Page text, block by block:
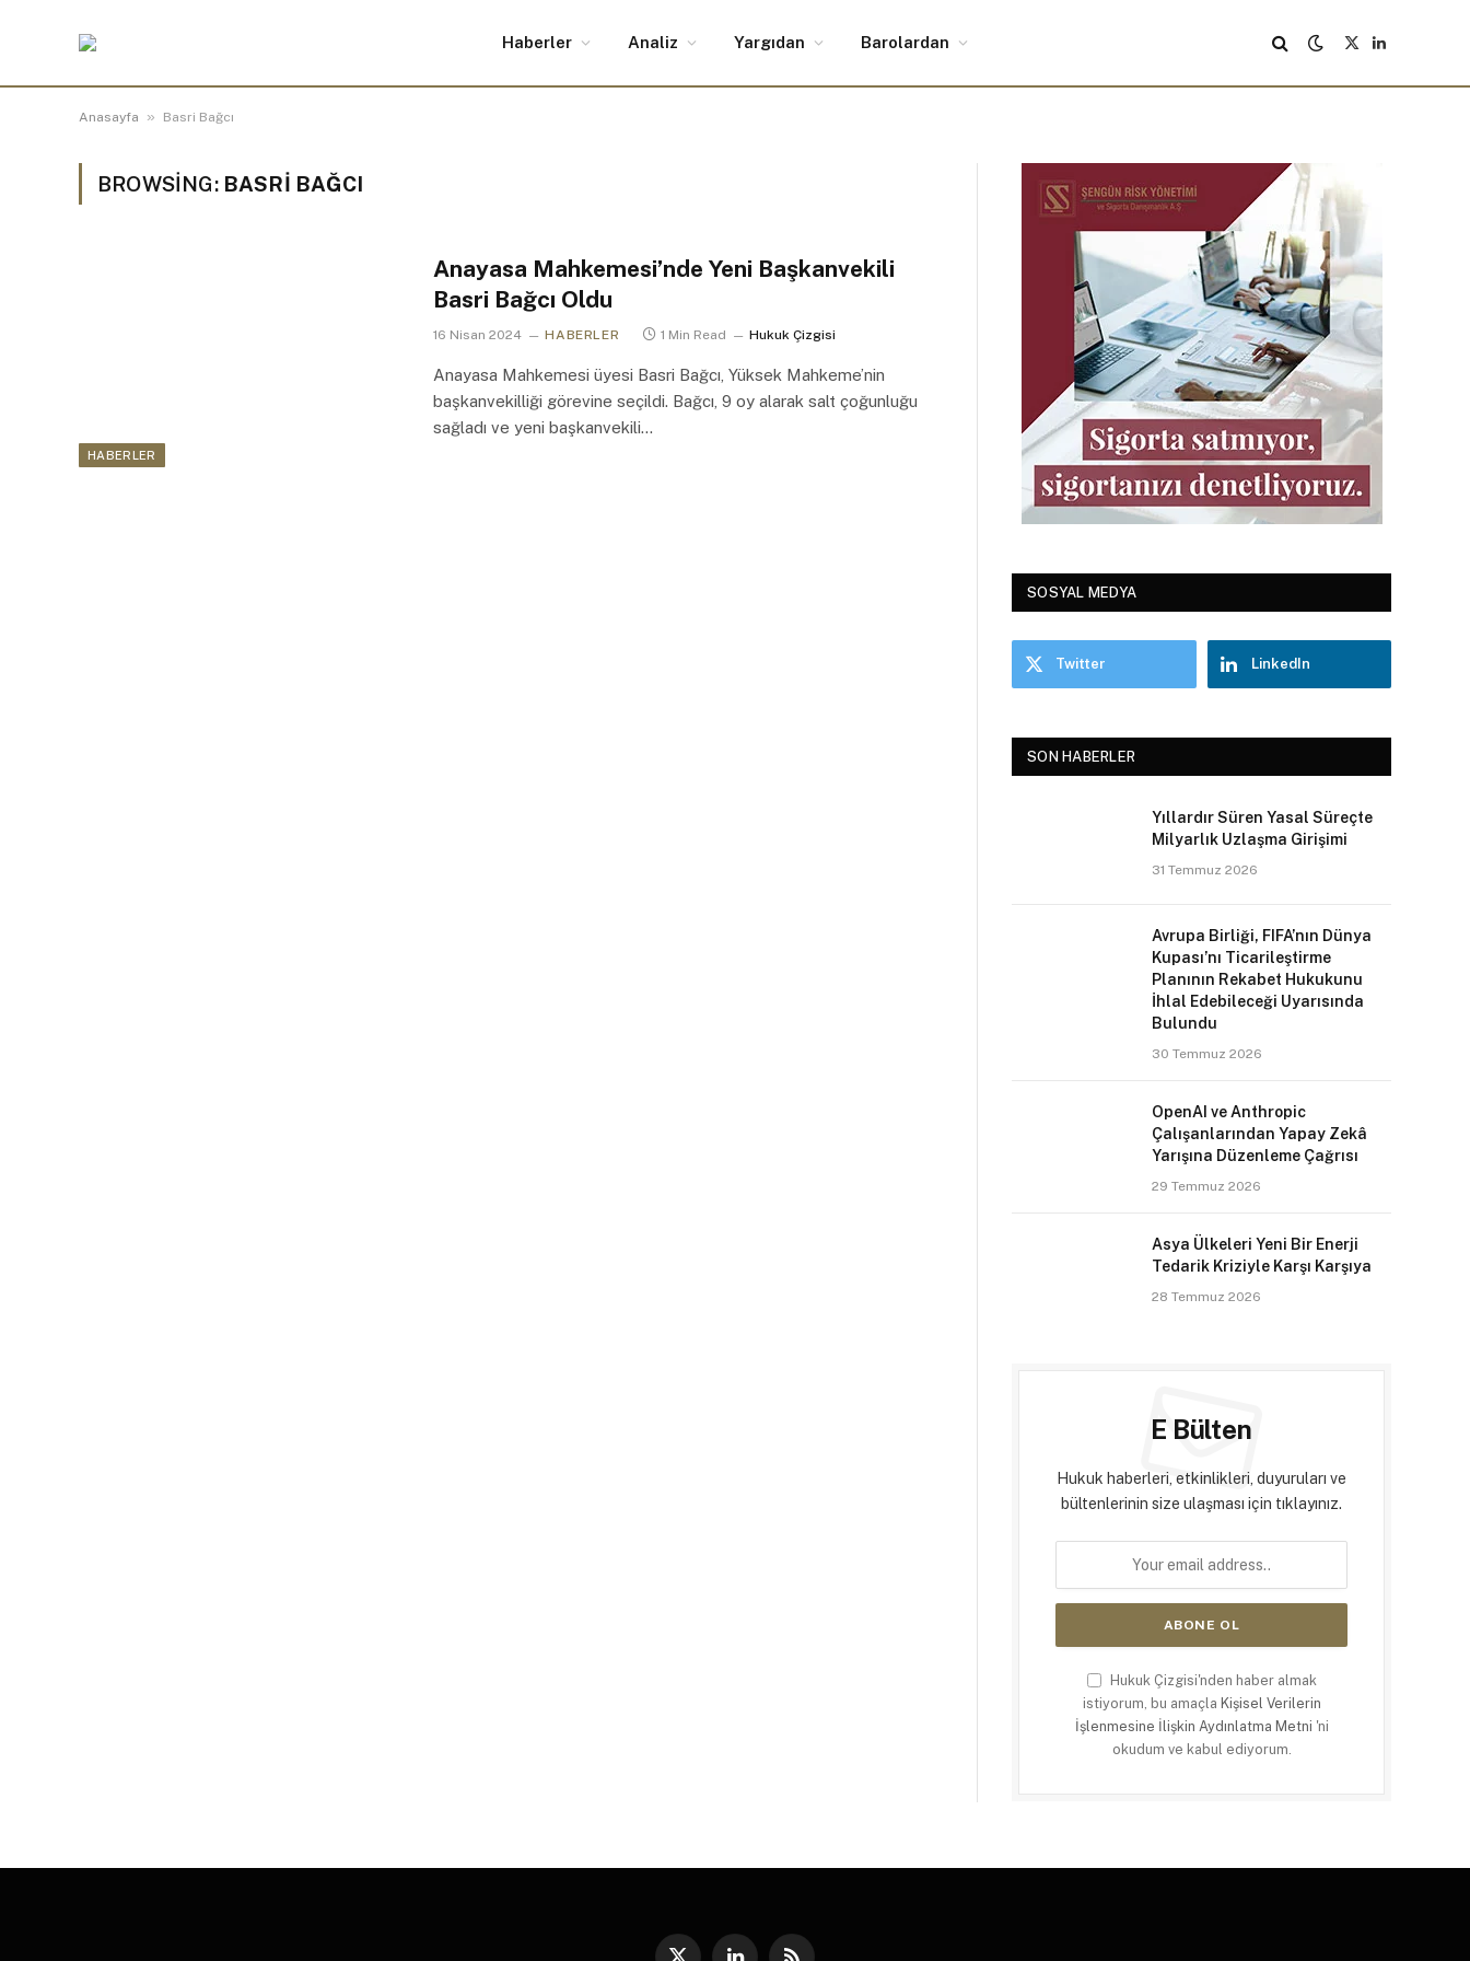
Haberler Analiz Yargıdan Barolardan
X
LinkedIn
Anasayfa » Basri Bağcı
BROWSING: BASRI BAĞCI
HABERLER
Anayasa Mahkemesi’nde Yeni Başkanvekili
Basri Bağcı Oldu
16 Nisan 2024 HABERLER 1 Min Read Hukuk Çizgisi
Anayasa Mahkemesi üyesi Basri Bağcı, Yüksek Mahkeme’nin
başkanvekilliği görevine seçildi. Bağcı, 9 oy alarak salt çoğunluğu
sağladı ve yeni başkanvekili…
SOSYAL MEDYA
Twitter LinkedIn
SON HABERLER
Yıllardır Süren Yasal Süreçte
Milyarlık Uzlaşma Girişimi
31 Temmuz 2026
Avrupa Birliği, FIFA’nın Dünya
Kupası’nı Ticarileştirme
Planının Rekabet Hukukunu
İhlal Edebileceği Uyarısında
Bulundu
30 Temmuz 2026
OpenAI ve Anthropic
Çalışanlarından Yapay Zekâ
Yarışına Düzenleme Çağrısı
29 Temmuz 2026
Asya Ülkeleri Yeni Bir Enerji
Tedarik Kriziyle Karşı Karşıya
28 Temmuz 2026
E Bülten
Hukuk haberleri, etkinlikleri, duyuruları ve
bültenlerinin size ulaşması için tıklayınız.
Hukuk Çizgisi'nden haber almak
istiyorum, bu amaçla Kişisel Verilerin
İşlenmesine İlişkin Aydınlatma Metni 'ni
okudum ve kabul ediyorum.